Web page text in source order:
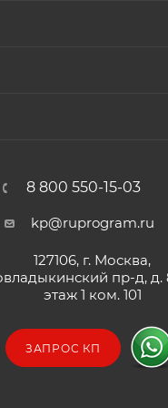
портов
подключения
8 800 550-15-03
kp@ruprogram.ru
127106, г. Москва,
пр-д, д.
этаж 1 ком. 101
ЗАПРОС КП